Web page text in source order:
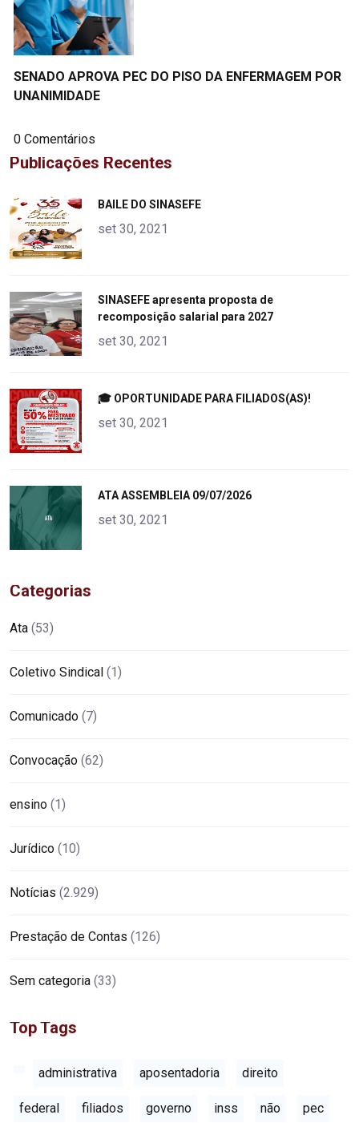
SENADO APROVA PEC DO PISO DA ENFERMAGEM POR
UNANIMIDADE
0 Comentários
Publicações Recentes
alt="product">
BAILE DO SINASEFE
set 30, 2021
alt="product">
SINASEFE apresenta proposta de
recomposição salarial para 2027
set 30, 2021
alt="product">
🎓 OPORTUNIDADE PARA FILIADOS(AS)!
set 30, 2021
alt="product">
ATA ASSEMBLEIA 09/07/2026
set 30, 2021
Categorias
Ata (53)
Coletivo Sindical (1)
Comunicado (7)
Convocação (62)
ensino (1)
Jurídico (10)
Notícias (2.929)
Prestação de Contas (126)
Sem categoria (33)
Top Tags
administrativa aposentadoria direito
federal filiados governo inss não pec